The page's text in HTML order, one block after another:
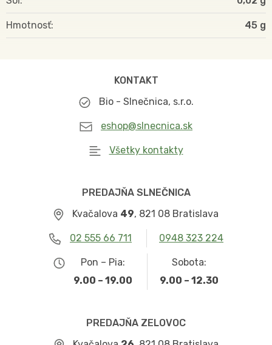
Hmotnosť 45
KONTAKT
Bio - Slnečnica, s.r.o.
eshop@slnecnica.sk
Všetky kontakty
PREDAJŇA SLNEČNICA
Kvačalova 49, 821 08 Bratislava
02 555 66 711 0948 323 224
Pon – Pia:
9.00 – 19.00
Sobota:
9.00 – 12.30
PREDAJŇA ZELOVOC